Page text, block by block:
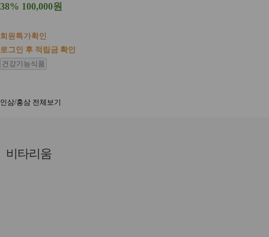
38% 100,000원
회원특가확인
로그인 후 적립금 확인
건강기능식품
인삼/홍삼 전체보기
비타리움